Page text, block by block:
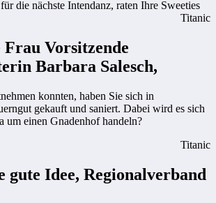
die nächste Intendanz, raten Ihre Sweeties
Titanic
Frau Vorsitzende
Barbara Salesch,
konnten, haben Sie sich in
gekauft und saniert. Dabei wird es sich
um einen Gnadenhof handeln?
Titanic
gute Idee, Regionalverband